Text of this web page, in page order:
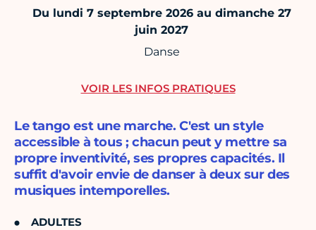
Du lundi 7 septembre 2026 au dimanche 27
juin 2027
Danse
Le tango est une marche. C'est un style
accessible à tous ; chacun peut y mettre sa
propre inventivité, ses propres capacités. Il
suffit d'avoir envie de danser à deux sur des
musiques intemporelles.
ADULTES
VOIR LES INFOS PRATIQUES